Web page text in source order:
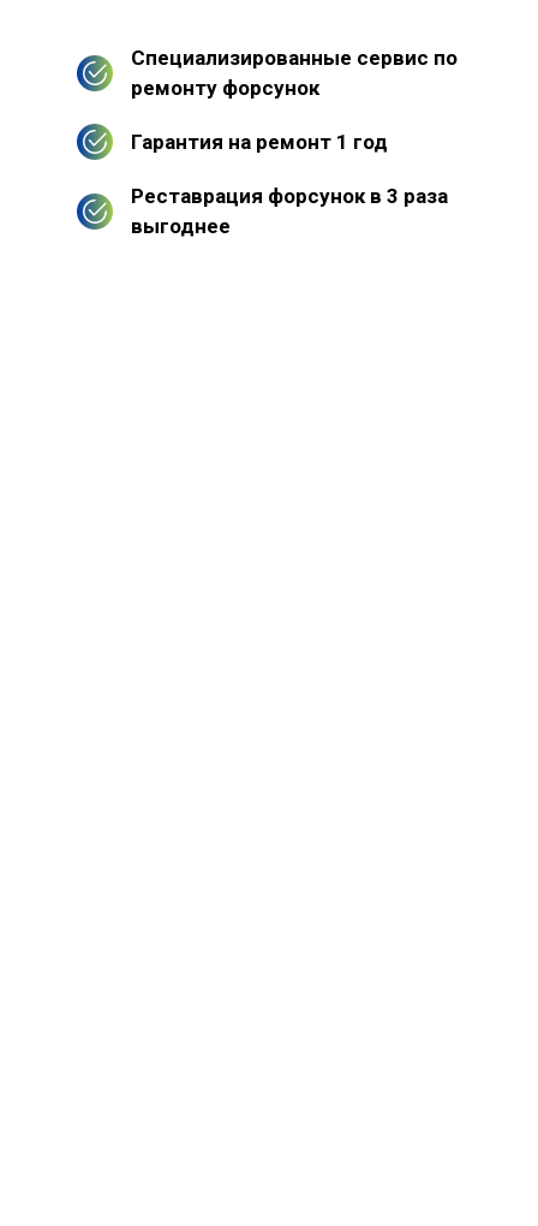
Специализированные сервис по
ремонту форсунок
Гарантия на ремонт 1 год
Реставрация форсунок в 3 раза
выгоднее